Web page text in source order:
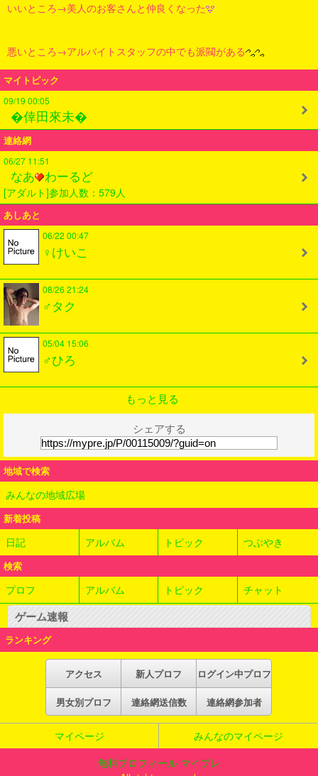
いいところ→美人のお客さんと仲良くなった
悪いところ→アルバイトスタッフの中でも派閥がある
マイトピック
09/19 00:05
�倖田來未�
連絡網
06/27 11:51
なあ わーるど
[アダルト]参加人数：579人
あしあと
06/22 00:47
♀けいこ
08/26 21:24
♂タク
05/04 15:06
♂ひろ
もっと見る
シェアする
地域で検索
みんなの地域広場
新着投稿
日記 アルバム トピック つぶやき
検索
プロフ アルバム トピック チャット
ゲーム速報
ランキング
アクセス 新人プロフ ログイン中プロフ
男女別プロフ 連絡網送信数 連絡網参加者
マイページ
みんなのマイページ
無料プロフィール マイプレ